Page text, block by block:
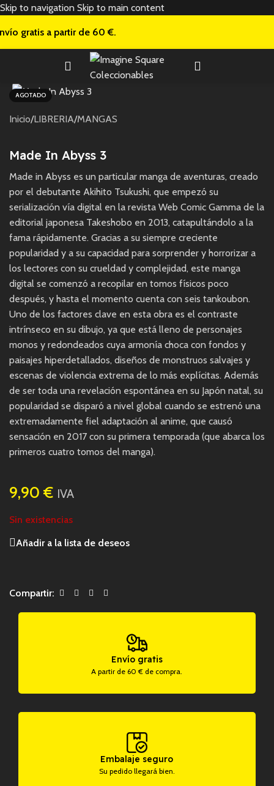
Skip to navigation Skip to main content
gratis a partir de 60 €.
AGOTADO
Inicio/LIBRERIA/MANGAS
Made In Abyss 3
Made in Abyss es un particular manga de aventuras, creado
por el debutante Akihito Tsukushi, que empezó su
serialización vía digital en la revista Web Comic Gamma de la
editorial japonesa Takeshobo en 2013, catapultándolo a la
fama rápidamente. Gracias a su siempre creciente
popularidad y a su capacidad para sorprender y horrorizar a
los lectores con su crueldad y complejidad, este manga
digital se comenzó a recopilar en tomos físicos poco
después, y hasta el momento cuenta con seis tankoubon.
Uno de los factores clave en esta obra es el contraste
intrínseco en su dibujo, ya que está lleno de personajes
monos y redondeados cuya armonía choca con fondos y
paisajes hiperdetallados, diseños de monstruos salvajes y
escenas de violencia extrema de lo más explícitas. Además
de ser toda una revelación espontánea en su Japón natal, su
popularidad se disparó a nivel global cuando se estrenó una
extremadamente fiel adaptación al anime, que causó
sensación en 2017 con su primera temporada (que abarca los
primeros cuatro tomos del manga).
9,90 € IVA
Sin existencias
Añadir a la lista de deseos
Compartir:
Envío gratis
A partir de 60 € de compra.
Embalaje seguro
Su pedido llegará bien.